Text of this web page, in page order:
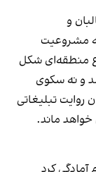
و
مشروعیت
منطقه‌ای شکل
و نه سکوی
روایت تبلیغاتی
ماند.